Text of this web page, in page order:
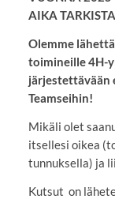
AIKA
Olemme
toimineille 4H-
järjestettävään
Teamseihin!
Mikäli olet
itsellesi oikea
tunnuksella) ja
Kutsut on